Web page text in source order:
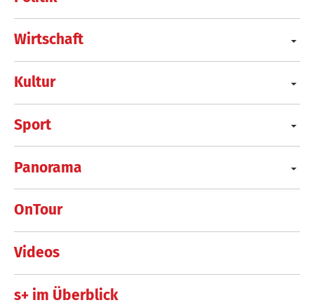
Wirtschaft
Kultur
Sport
Panorama
OnTour
Videos
s+ im Überblick